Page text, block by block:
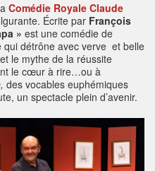
Comédie Royale Claude
Écrite par François
» est une comédie de
détrône avec verve et belle
le mythe de la réussite
le cœur à rire…ou à
des vocables euphémiques
un spectacle plein d’avenir.